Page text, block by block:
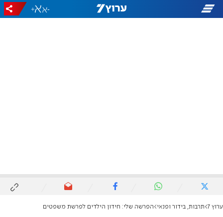
-
+
ערוץ 7 תרבות, בידור ופנאי הפרשה שלי: חידון הילדים לפרשת משפטים